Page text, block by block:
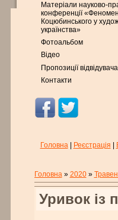
Матеріали науково-
конференції
Коцюбинського у
українства»
Фотоальбом
Відео
Пропозиції
Контакти
Головна| Реєстрація
Головна» 2020 »
Уривок із